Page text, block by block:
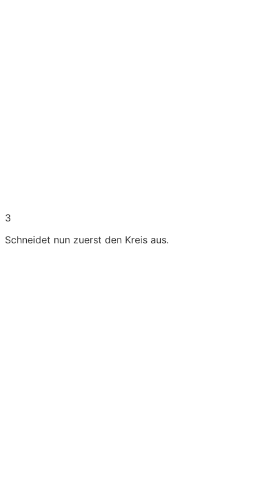
3
Schneidet nun zuerst den Kreis aus.